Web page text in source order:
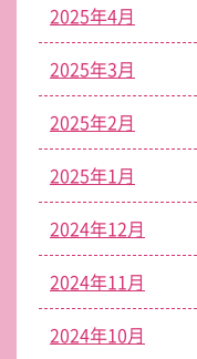
2025年4月
2025年3月
2025年2月
2025年1月
2024年12月
2024年11月
2024年10月